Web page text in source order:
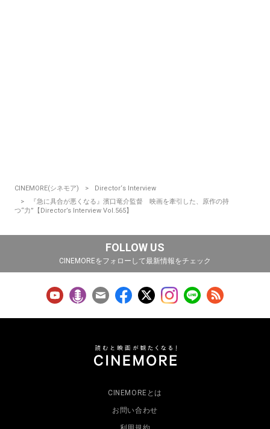
CINEMORE(シネモア)
Director‘s Interview
『急に具合が悪くなる』濱口竜介監督 映画を牽引した、原作の持
つ“力”【Director’s Interview Vol.565】
FOLLOW US
CINEMOREをフォローして最新情報をチェック
CINEMOREとは
お問い合わせ